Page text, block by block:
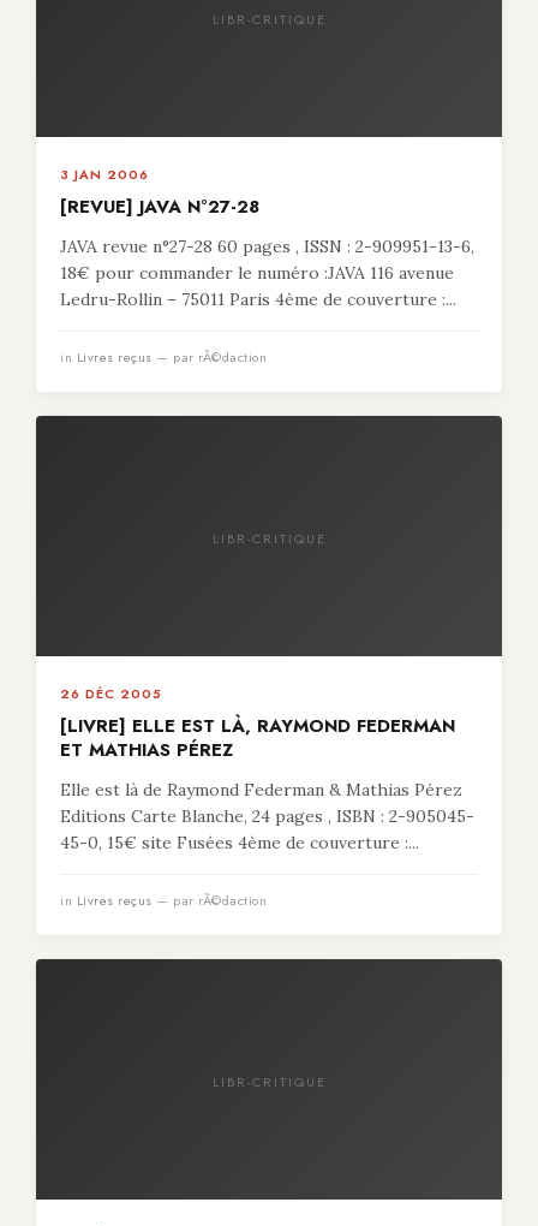
LIBR-CRITIQUE
3 JAN 2006
[REVUE] JAVA N°27-28
JAVA revue n°27-28 60 pages , ISSN : 2-909951-13-6,
18€ pour commander le numéro :JAVA 116 avenue
Ledru-Rollin – 75011 Paris 4ème de couverture :...
in Livres reçus — par rÃ©daction
LIBR-CRITIQUE
26 DÉC 2005
[LIVRE] ELLE EST LÀ, RAYMOND FEDERMAN
ET MATHIAS PÉREZ
Elle est là de Raymond Federman & Mathias Pérez
Editions Carte Blanche, 24 pages , ISBN : 2-905045-
45-0, 15€ site Fusées 4ème de couverture :...
in Livres reçus — par rÃ©daction
LIBR-CRITIQUE